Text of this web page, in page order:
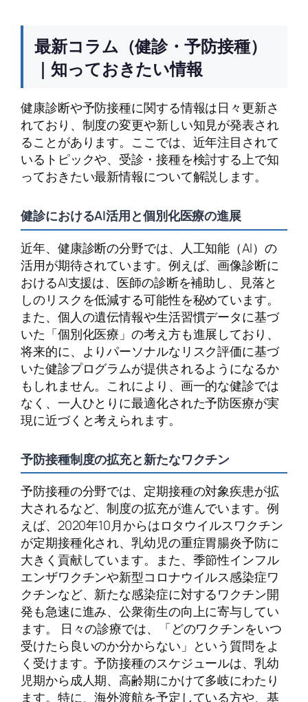
最新コラム（健診・予防接種）
｜知っておきたい情報
健康診断や予防接種に関する情報は日々更新さ
れており、制度の変更や新しい知見が発表され
ることがあります。ここでは、近年注目されて
いるトピックや、受診・接種を検討する上で知
っておきたい最新情報について解説します。
健診におけるAI活用と個別化医療の進展
近年、健康診断の分野では、人工知能（AI）の
活用が期待されています。例えば、画像診断に
おけるAI支援は、医師の診断を補助し、見落と
しのリスクを低減する可能性を秘めています。
また、個人の遺伝情報や生活習慣データに基づ
いた「個別化医療」の考え方も進展しており、
将来的に、よりパーソナルなリスク評価に基づ
いた健診プログラムが提供されるようになるか
もしれません。これにより、画一的な健診では
なく、一人ひとりに最適化された予防医療が実
現に近づくと考えられます。
予防接種制度の拡充と新たなワクチン
予防接種の分野では、定期接種の対象疾患が拡
大されるなど、制度の拡充が進んでいます。例
えば、2020年10月からはロタウイルスワクチン
が定期接種化され、乳幼児の重症胃腸炎予防に
大きく貢献しています。また、季節性インフル
エンザワクチンや新型コロナウイルス感染症ワ
クチンなど、新たな感染症に対するワクチン開
発も急速に進み、公衆衛生の向上に寄与してい
ます。 日々の診療では、「どのワクチンをいつ
受けたら良いのか分からない」という質問をよ
く受けます。予防接種のスケジュールは、乳幼
児期から成人期、高齢期にかけて多岐にわたり
ます。特に、海外渡航を予定している方や、基